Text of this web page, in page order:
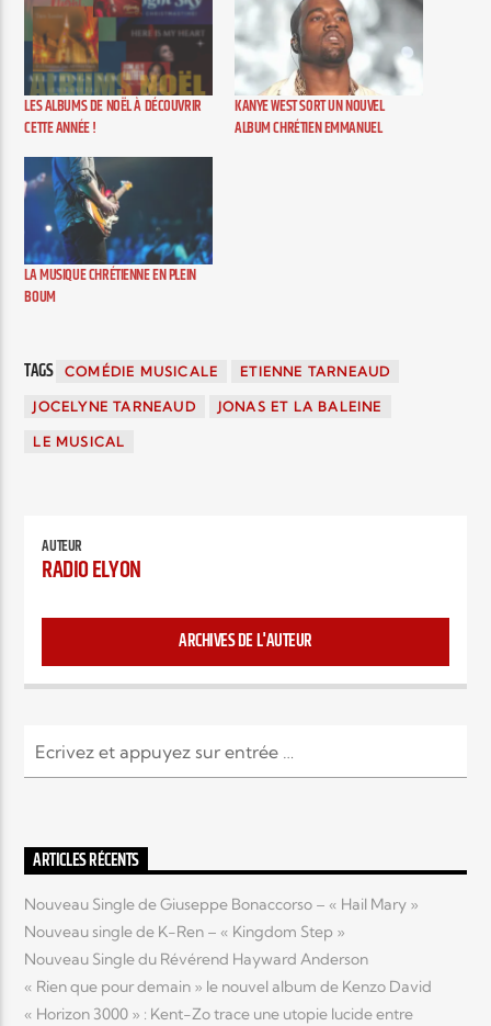
LES ALBUMS DE NOËL À DÉCOUVRIR
CETTE ANNÉE !
KANYE WEST SORT UN NOUVEL
ALBUM CHRÉTIEN EMMANUEL
LA MUSIQUE CHRÉTIENNE EN PLEIN
BOUM
TAGS COMÉDIE MUSICALE ETIENNE TARNEAUD
JOCELYNE TARNEAUD JONAS ET LA BALEINE
LE MUSICAL
AUTEUR
RADIO ELYON
ARCHIVES DE L'AUTEUR
ARTICLES RÉCENTS
Nouveau Single de Giuseppe Bonaccorso – « Hail Mary »
Nouveau single de K-Ren – « Kingdom Step »
Nouveau Single du Révérend Hayward Anderson
« Rien que pour demain » le nouvel album de Kenzo David
« Horizon 3000 » : Kent-Zo trace une utopie lucide entre